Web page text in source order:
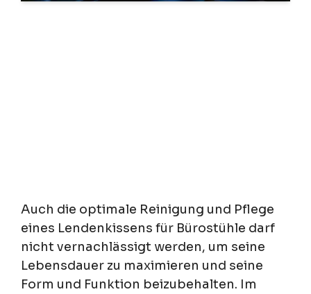
Auch die optimale Reinigung und Pflege
eines Lendenkissens für Bürostühle darf
nicht vernachlässigt werden, um seine
Lebensdauer zu maximieren und seine
Form und Funktion beizubehalten. Im